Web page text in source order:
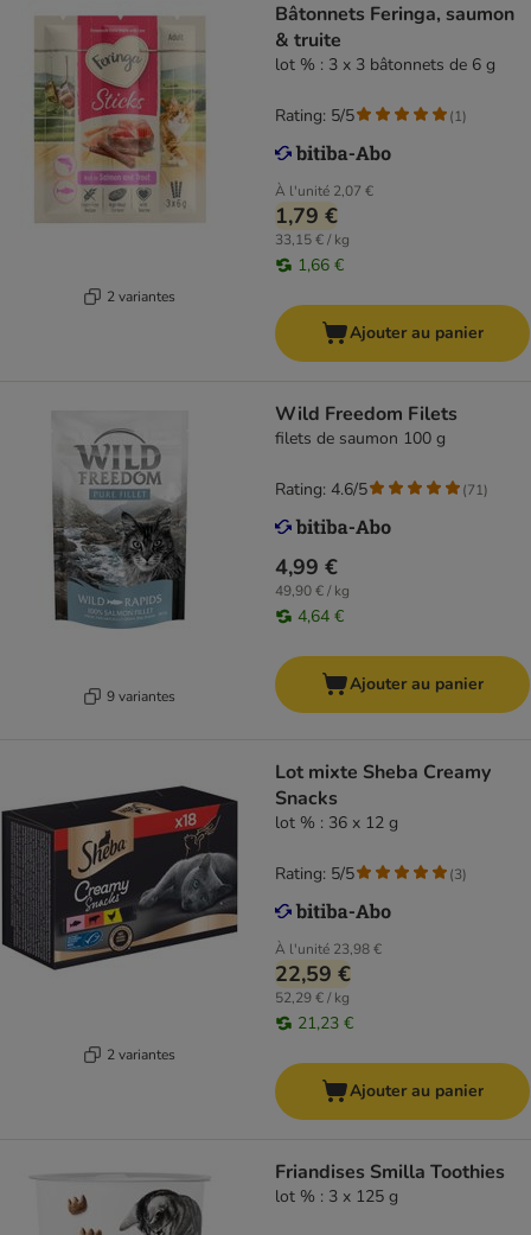
2 variantes
Bâtonnets Feringa, saumon
& truite
lot % : 3 x 3 bâtonnets de 6 g
À l'unité 2,07 €
1,79 €
33,15 € / kg
1,66 €
Rating: 5/5 (1)
Ajouter au panier
9 variantes
Wild Freedom Filets
filets de saumon 100 g
4,99 €
49,90 € / kg
4,64 €
Rating: 4.6/5 (71)
Ajouter au panier
2 variantes
Lot mixte Sheba Creamy
Snacks
lot % : 36 x 12 g
À l'unité 23,98 €
22,59 €
52,29 € / kg
21,23 €
Rating: 5/5 (3)
Ajouter au panier
Friandises Smilla Toothies
lot % : 3 x 125 g